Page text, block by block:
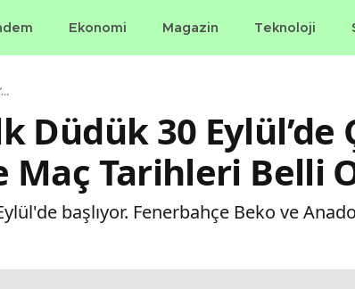
Ekonomi Magazin Teknoloji
EuroLeague'de İlk Düdük 30 Eylül’de Çalacak: Sezon Takvimi ve Maç Tarihleri Belli Oldu
Düdük 30 Eylül’de
Maç Tarihleri Belli
başlıyor. Fenerbahçe Beko ve